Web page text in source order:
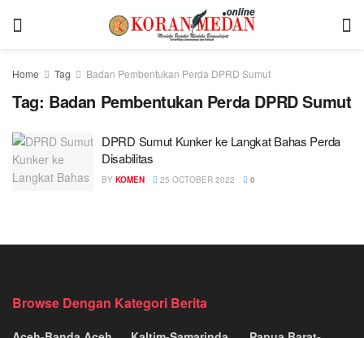
Home Tag Badan Pembentukan Perda DPRD Sumut
Tag: Badan Pembentukan Perda DPRD Sumut
DPRD Sumut Kunker ke Langkat Bahas Perda
Disabilitas
BY KOMEN 25 OCTOBER 2022 0
Browse Dengan Kategori Berita